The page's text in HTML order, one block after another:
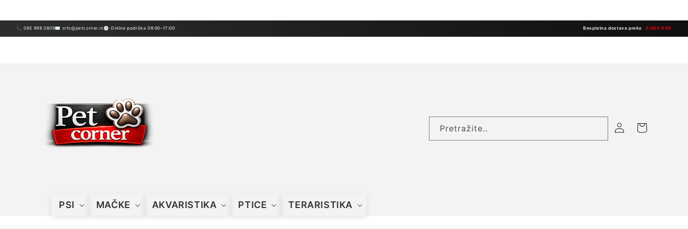
📞 065 998 0809✉ info@petcorner.rs🕒 Online podrška 09:00–17:00 Besplatna dostava preko 5.000 RSD
PSI MAČKE AKVARISTIKA PTICE TERARISTIKA
Pretražite..
Prijavite
Korpa